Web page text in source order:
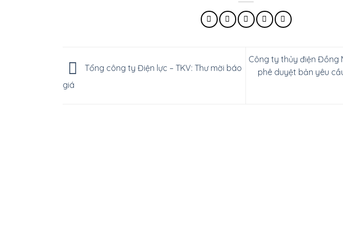
Tổng công ty Điện lực – TKV: Thư mời báo
giá
Công ty thủy điện Đồng
phê duyệt bản yêu